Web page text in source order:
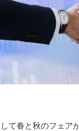
て春と秋のフェア